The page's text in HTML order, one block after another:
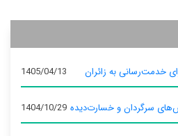
خدمت‌رسانی به زائران 1405/04/13
سرگردان و خسارت‌دیده 1404/10/29